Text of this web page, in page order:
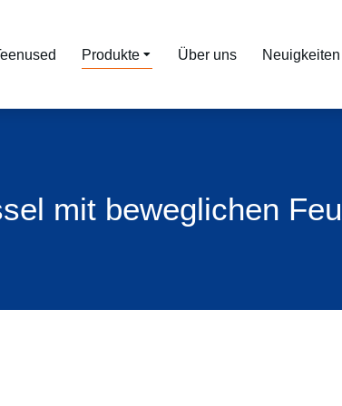
Produkte Über uns Neuigkeiten
mit beweglichen